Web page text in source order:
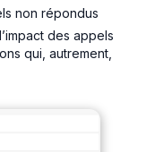
non répondus
des appels
qui, autrement,